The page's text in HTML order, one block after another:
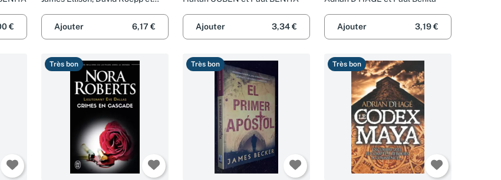
€
Ajouter
6,17 € Ajouter 3,34 € Ajouter 3,19 €
Très bon Très bon Très bon